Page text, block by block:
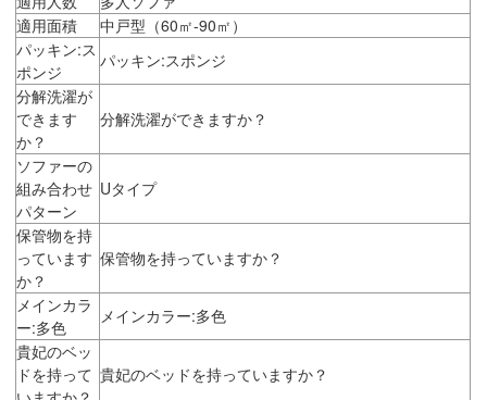
適用面積
中戸型（60㎡-90㎡）
パッキン:ス
ポンジ
パッキン:スポンジ
分解洗濯が
できます
か？
分解洗濯ができますか？
ソファーの
組み合わせ
パターン
Uタイプ
保管物を持
っています
か？
保管物を持っていますか？
メインカラ
ー:多色
メインカラー:多色
貴妃のベッ
ドを持って 貴妃のベッドを持っていますか？